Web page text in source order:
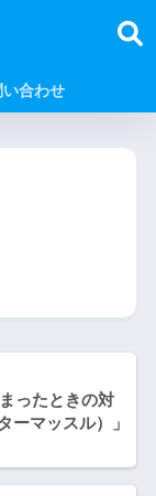
い合わせ
ったときの対
ーマッスル）」